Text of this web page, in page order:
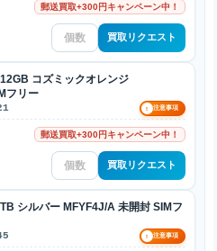
郵送買取+300円キャンペーン中！
買取リクエスト
コズミックオレンジ
フリー
! 注意事項
郵送買取+300円キャンペーン中！
買取リクエスト
シルバー MFYF4J/A 未開封 SIMフ
! 注意事項